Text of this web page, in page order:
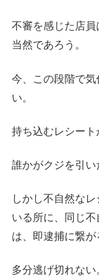
不審を感じた店
当然であろう。
今、この段階で
い。
持ち込むレシート
誰かがクジを引い
しかし不自然な
いる所に、同じ
は、即逮捕に繋が
多分逃げ切れない